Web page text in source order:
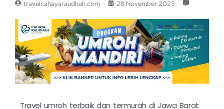
travelcahayaraudhah.com 28 November 2023
Travel umroh terbaik dan termurah di Jawa Barat